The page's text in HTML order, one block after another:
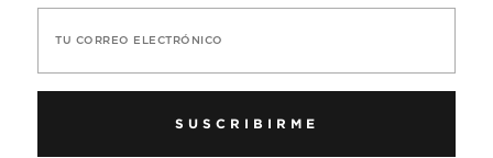
TU CORREO ELECTRÓNICO
SUSCRIBIRME